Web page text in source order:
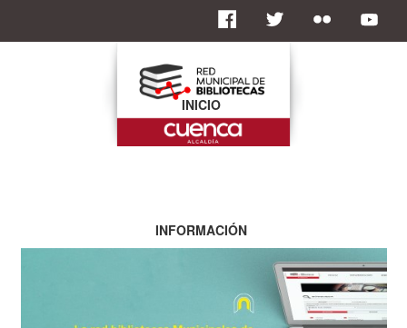
INICIO
INFORMACIÓN